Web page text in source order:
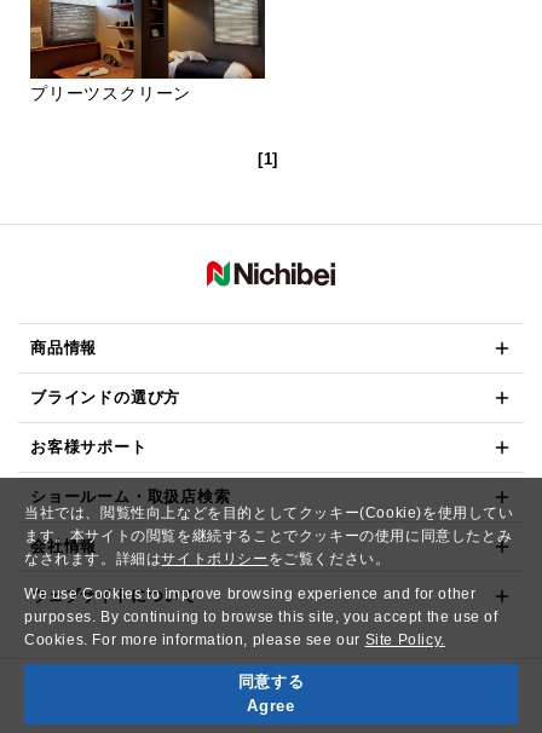
当社では、閲覧性向上などを目的としてクッキー(Cookie)を使用してい
ます。本サイトの閲覧を継続することでクッキーの使用に同意したとみ
なされます。詳細はサイトポリシー をご覧ください。
We use Cookies to improve browsing experience and for other
purposes. By continuing to browse this site, you accept the use of
Cookies. For more information, please see our Site Policy.
同意する
Agree
プリーツスクリーン
[1]
商品情報
ブラインドの選び方
お客様サポート
ショールーム・取扱店検索
会社情報
ウェブサイトについて
Copyright© NICHIBEI CO.,LTD. All Rights Reserved.